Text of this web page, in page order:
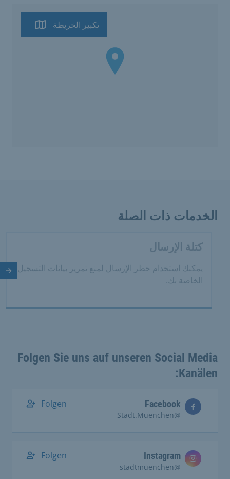
تكبير الخريطة
الخدمات ذات الصلة
كتلة الإرسال
يمكنك استخدام حظر الإرسال لمنع تمرير بيانات التسجيل
الخاصة بك.
Folgen Sie uns auf unseren Social Media
Kanälen:
Facebook
@Stadt.Muenchen
Folgen
Instagram
@stadtmuenchen
Folgen